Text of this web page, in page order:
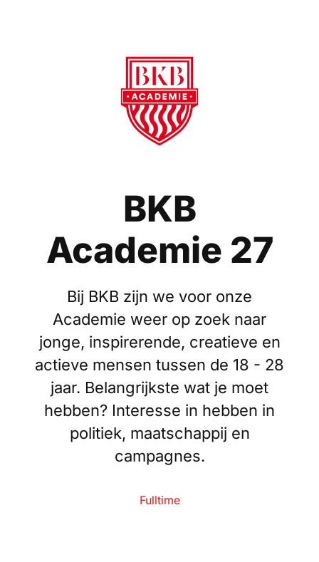
BKB
Academie 27
Bij BKB zijn we voor onze
Academie weer op zoek naar
jonge, inspirerende, creatieve en
actieve mensen tussen de 18 - 28
jaar. Belangrijkste wat je moet
hebben? Interesse in hebben in
politiek, maatschappij en
campagnes.
Fulltime